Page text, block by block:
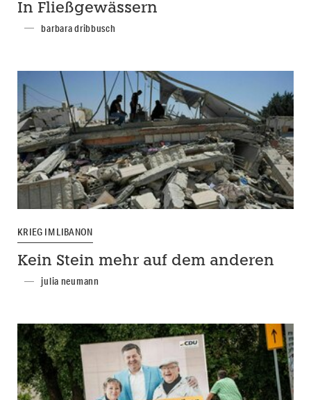
In Fließgewässern
barbara dribbusch
KRIEG IM LIBANON
Kein Stein mehr auf dem anderen
julia neumann